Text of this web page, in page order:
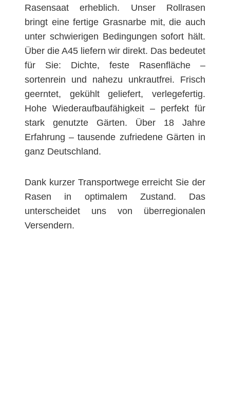
Rasensaat erheblich. Unser Rollrasen
bringt eine fertige Grasnarbe mit, die auch
unter schwierigen Bedingungen sofort hält.
Über die A45 liefern wir direkt. Das bedeutet
für Sie: Dichte, feste Rasenfläche –
sortenrein und nahezu unkrautfrei. Frisch
geerntet, gekühlt geliefert, verlegefertig.
Hohe Wiederaufbaufähigkeit – perfekt für
stark genutzte Gärten. Über 18 Jahre
Erfahrung – tausende zufriedene Gärten in
ganz Deutschland.
Dank kurzer Transportwege erreicht Sie der
Rasen in optimalem Zustand. Das
unterscheidet uns von überregionalen
Versendern.